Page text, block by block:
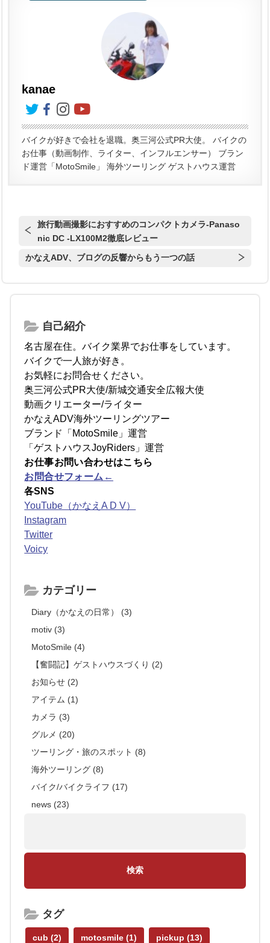
kanae
バイクが好きで会社を退職。奥三河公式PR大使。 バイクの
お仕事（動画制作、ライター、インフルエンサー） ブラン
ド運営「MotoSmile」 海外ツーリング ゲストハウス運営
旅行動画撮影におすすめのコンパクトカメラ-Panaso
nic DC -LX100M2徹底レビュー
かなえADV、ブログの反響からもう一つの話
自己紹介
名古屋在住。バイク業界でお仕事をしています。
バイクで一人旅が好き。
お気軽にお問合せください。
奥三河公式PR大使/新城交通安全広報大使
動画クリエーター/ライター
かなえADV海外ツーリングツアー
ブランド「MotoSmile」運営
「ゲストハウスJoyRiders」運営
お仕事お問い合わせはこちら
お問合せフォーム←
各SNS
YouTube（かなえA D V）
Instagram
Twitter
Voicy
カテゴリー
Diary（かなえの日常） (3)
motiv (3)
MotoSmile (4)
【奮闘記】ゲストハウスづくり (2)
お知らせ (2)
アイテム (1)
カメラ (3)
グルメ (20)
ツーリング・旅のスポット (8)
海外ツーリング (8)
バイク/バイクライフ (17)
news (23)
タグ
cub (2) motosmile (1) pickup (13)